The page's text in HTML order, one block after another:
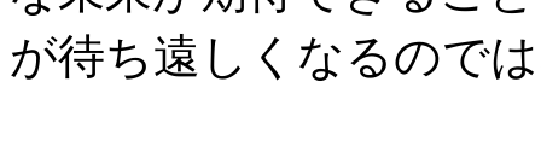
が待ち遠しくなるので